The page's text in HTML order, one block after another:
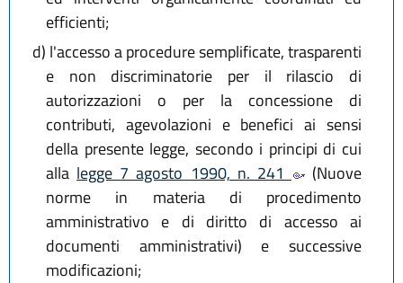
efficienti;
d) l'accesso a procedure semplificate, trasparenti
e non discriminatorie per il rilascio di
autorizzazioni o per la concessione di
contributi, agevolazioni e benefici ai sensi
della presente legge, secondo i principi di cui
alla legge 7 agosto 1990, n. 241
(Nuove
norme in materia di procedimento
amministrativo e di diritto di accesso ai
documenti amministrativi) e successive
modificazioni;